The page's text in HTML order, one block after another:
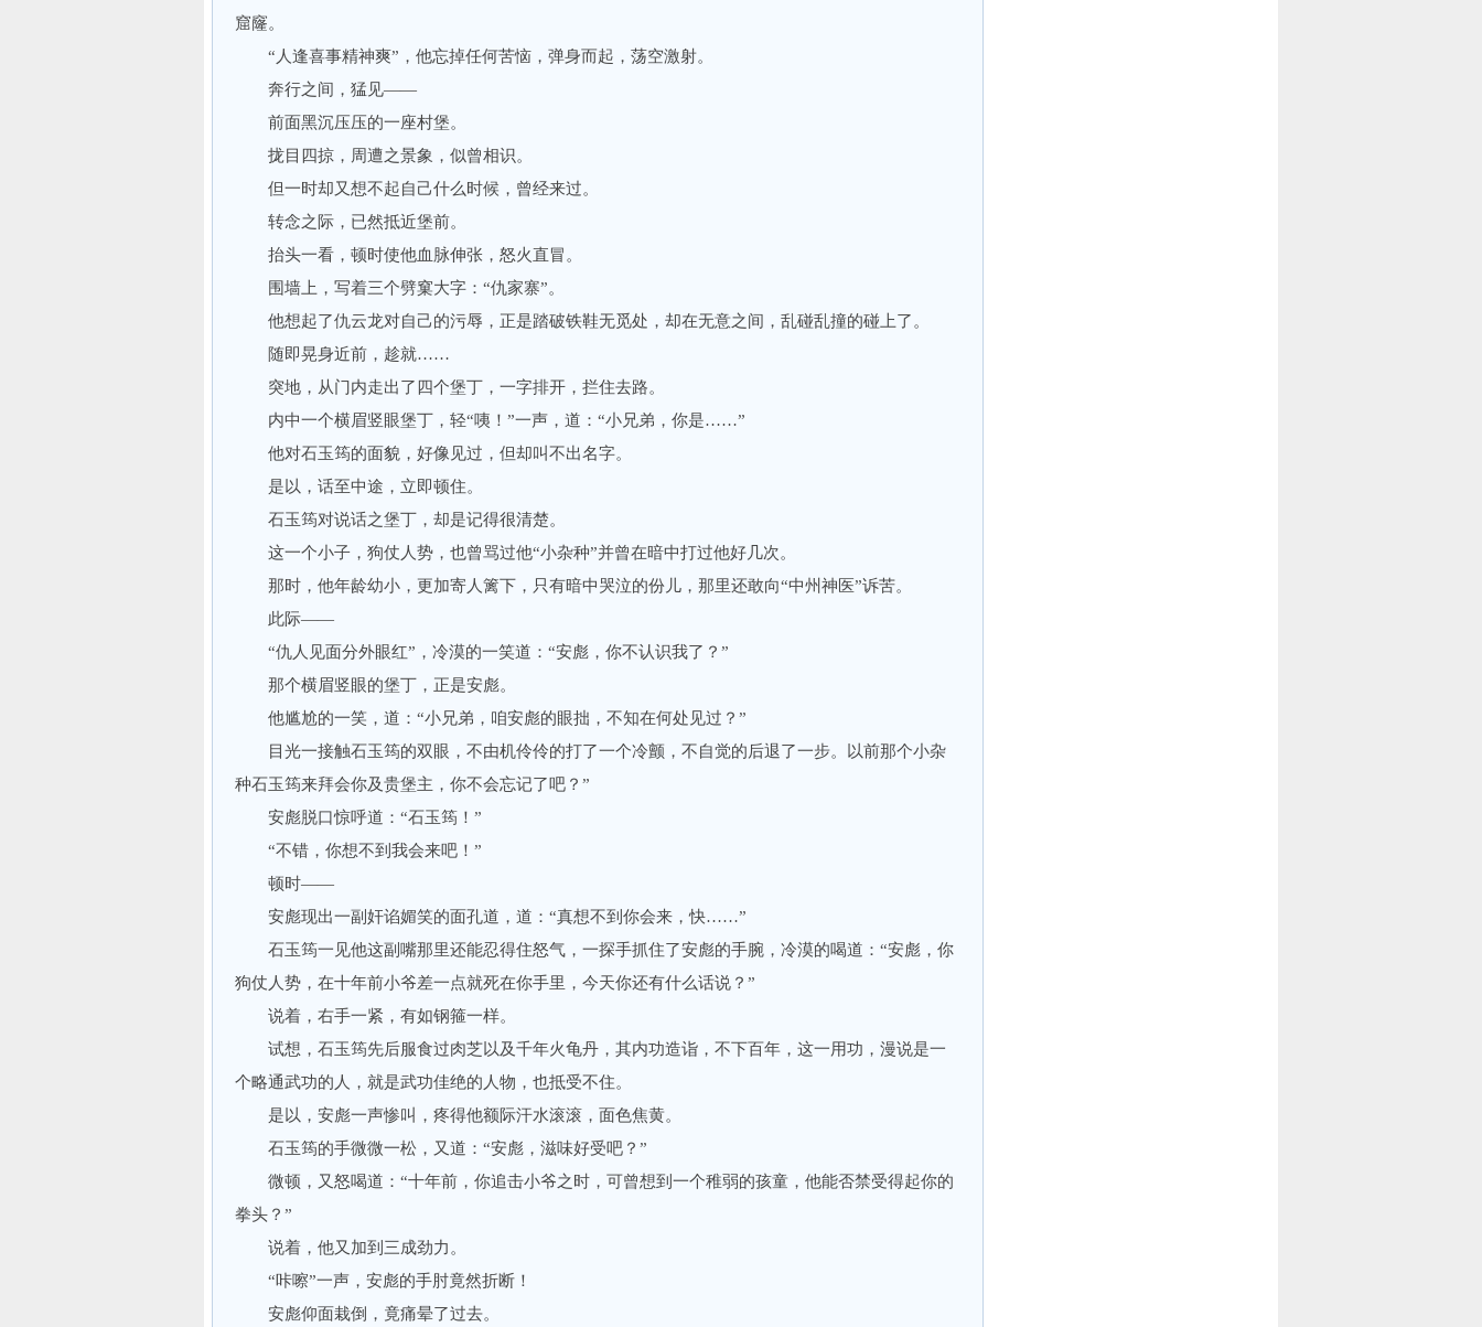
窟窿。
“人逢喜事精神爽”，他忘掉任何苦恼，弹身而起，荡空激射。
奔行之间，猛见——
前面黑沉压压的一座村堡。
拢目四掠，周遭之景象，似曾相识。
但一时却又想不起自己什么时候，曾经来过。
转念之际，已然抵近堡前。
抬头一看，顿时使他血脉伸张，怒火直冒。
围墙上，写着三个劈窠大字：“仇家寨”。
他想起了仇云龙对自己的污辱，正是踏破铁鞋无觅处，却在无意之间，乱碰乱撞的碰上了。
随即晃身近前，趁就……
突地，从门内走出了四个堡丁，一字排开，拦住去路。
内中一个横眉竖眼堡丁，轻“咦！”一声，道：“小兄弟，你是……”
他对石玉筠的面貌，好像见过，但却叫不出名字。
是以，话至中途，立即顿住。
石玉筠对说话之堡丁，却是记得很清楚。
这一个小子，狗仗人势，也曾骂过他“小杂种”并曾在暗中打过他好几次。
那时，他年龄幼小，更加寄人篱下，只有暗中哭泣的份儿，那里还敢向“中州神医”诉苦。
此际——
“仇人见面分外眼红”，冷漠的一笑道：“安彪，你不认识我了？”
那个横眉竖眼的堡丁，正是安彪。
他尴尬的一笑，道：“小兄弟，咱安彪的眼拙，不知在何处见过？”
目光一接触石玉筠的双眼，不由机伶伶的打了一个冷颤，不自觉的后退了一步。以前那个小杂
种石玉筠来拜会你及贵堡主，你不会忘记了吧？”
安彪脱口惊呼道：“石玉筠！”
“不错，你想不到我会来吧！”
顿时——
安彪现出一副奸谄媚笑的面孔道，道：“真想不到你会来，快……”
石玉筠一见他这副嘴那里还能忍得住怒气，一探手抓住了安彪的手腕，冷漠的喝道：“安彪，你
狗仗人势，在十年前小爷差一点就死在你手里，今天你还有什么话说？”
说着，右手一紧，有如钢箍一样。
试想，石玉筠先后服食过肉芝以及千年火龟丹，其内功造诣，不下百年，这一用功，漫说是一
个略通武功的人，就是武功佳绝的人物，也抵受不住。
是以，安彪一声惨叫，疼得他额际汗水滚滚，面色焦黄。
石玉筠的手微微一松，又道：“安彪，滋味好受吧？”
微顿，又怒喝道：“十年前，你追击小爷之时，可曾想到一个稚弱的孩童，他能否禁受得起你的
拳头？”
说着，他又加到三成劲力。
“咔嚓”一声，安彪的手肘竟然折断！
安彪仰面栽倒，竟痛晕了过去。